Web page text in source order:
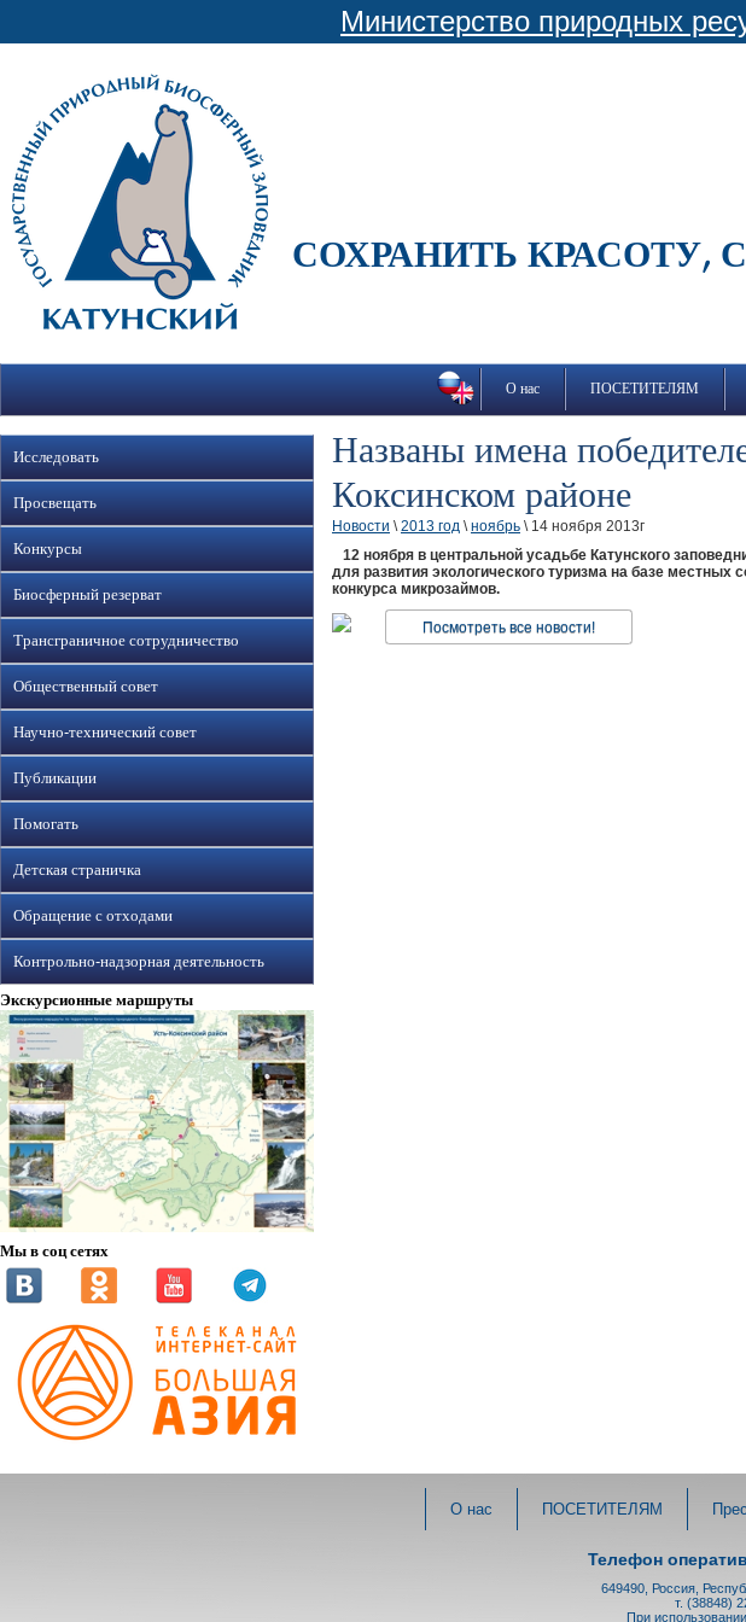
Министерство природных
СОХРАНИТЬ КРАСОТУ,
О нас ПОСЕТИТЕЛЯМ
Исследовать
Просвещать
Конкурсы
Биосферный резерват
Трансграничное сотрудничество
Общественный совет
Научно-технический совет
Публикации
Помогать
Детская страничка
Обращение с отходами
Контрольно-надзорная деятельность
Экскурсионные маршруты
Мы в соц сетях
Названы имена
Коксинском районе
Новости \2013 год \ноябрь \ 14 ноября 2013г
12 ноября в центральной усадьбе Катунского
для развития экологического туризма на базе
конкурса микрозаймов.
Посмотреть все новости!
О нас ПОСЕТИТЕЛЯМ
Телефон
649490, Россия,
т. (38848)
При